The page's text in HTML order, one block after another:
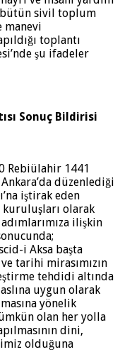
bütün sivil toplum
manevi
toplantı
şu ifadeler
Sonuç Bildirisi
Rebiülahir 1441
düzenlediği
iştirak eden
olarak
ilişkin
i Aksa başta
tarihi mirasımızın
tehdidi altında
uygun olarak
yönelik
olan her yolla
dini,
olduğuna